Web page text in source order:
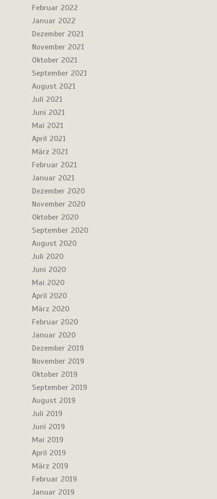
Februar 2022
Januar 2022
Dezember 2021
November 2021
Oktober 2021
September 2021
August 2021
Juli 2021
Juni 2021
Mai 2021
April 2021
März 2021
Februar 2021
Januar 2021
Dezember 2020
November 2020
Oktober 2020
September 2020
August 2020
Juli 2020
Juni 2020
Mai 2020
April 2020
März 2020
Februar 2020
Januar 2020
Dezember 2019
November 2019
Oktober 2019
September 2019
August 2019
Juli 2019
Juni 2019
Mai 2019
April 2019
März 2019
Februar 2019
Januar 2019